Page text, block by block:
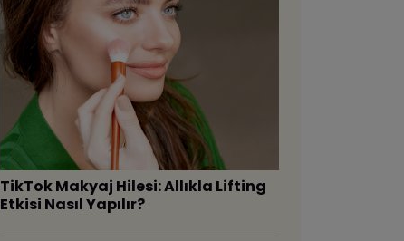
TikTok Makyaj Hilesi: Allıkla Lifting
Etkisi Nasıl Yapılır?